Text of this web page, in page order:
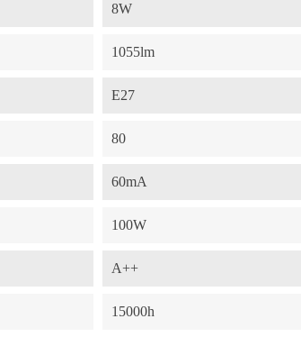
8W
1055lm
E27
80
60mA
100W
A++
15000h